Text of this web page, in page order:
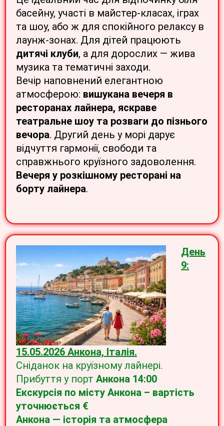
басейну, участі в майстер-класах, іграх
та шоу, або ж для спокійного релаксу в
лаунж-зонах. Для дітей працюють
дитячі клуби, а для дорослих — жива
музика та тематичні заходи.
Вечір наповнений елегантною
атмосферою: вишукана вечеря в
ресторанах лайнера, яскраве
театральне шоу та розваги до пізнього
вечора. Другий день у морі дарує
відчуття гармонії, свободи та
справжнього круїзного задоволення.
Вечеря у розкішному ресторані на
борту лайнера.
День
9:
15.05.2026 Анкона, Італія.
Сніданок на круїзному лайнері.
Прибуття у порт Анкона 14:00
Екскурсія по місту Анкона – вартість
уточнюється €
Анкона — історія та атмосфера